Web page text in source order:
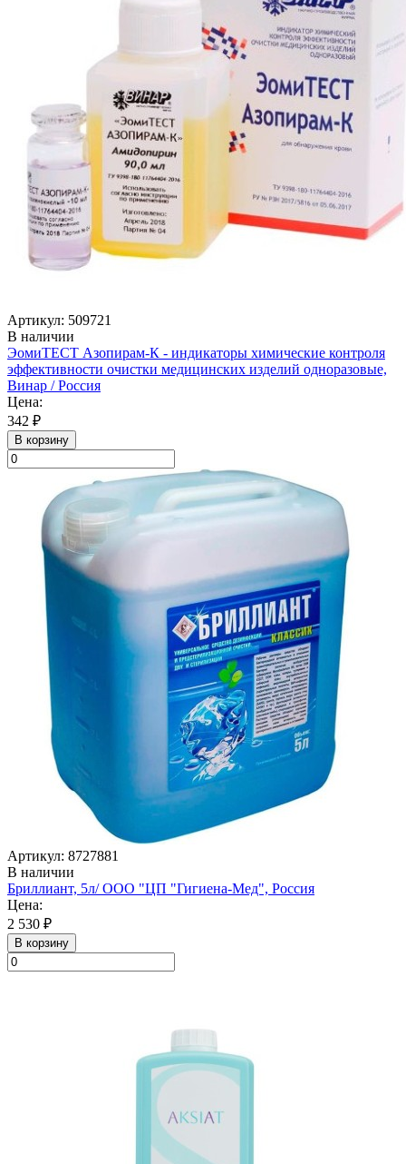
Артикул: 509721
В наличии
ЭомиТЕСТ Азопирам-К - индикаторы химические контроля
эффективности очистки медицинских изделий одноразовые,
Винар / Россия
Цена:
342 ₽
В корзину
Артикул: 8727881
В наличии
Бриллиант, 5л/ ООО "ЦП "Гигиена-Мед", Россия
Цена:
2 530 ₽
В корзину